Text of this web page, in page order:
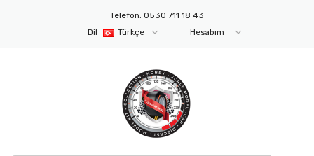
Telefon: 0530 711 18 43
Dil
Türkçe Hesabım